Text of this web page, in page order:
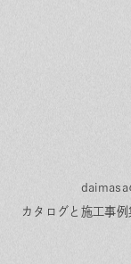
daimasa
カタログと施工事